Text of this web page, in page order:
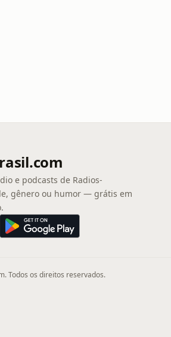
e podcasts de Radios-
gênero ou humor — grátis em
Todos os direitos reservados.